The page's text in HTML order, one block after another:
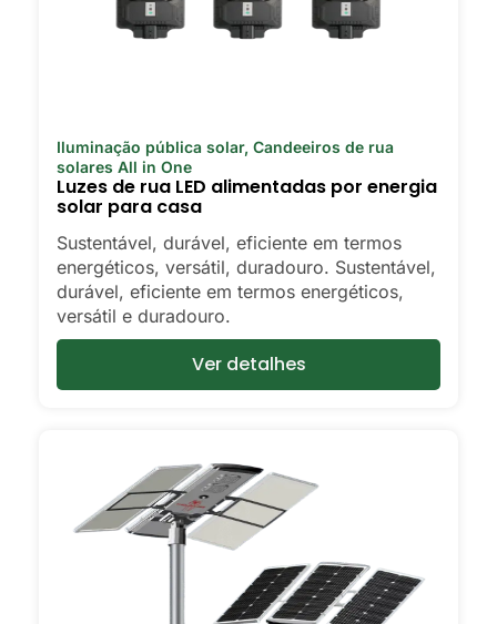
Iluminação pública solar, Candeeiros de rua
solares All in One
Luzes de rua LED alimentadas por energia
solar para casa
Sustentável, durável, eficiente em termos
energéticos, versátil, duradouro. Sustentável,
durável, eficiente em termos energéticos,
versátil e duradouro.
Ver detalhes